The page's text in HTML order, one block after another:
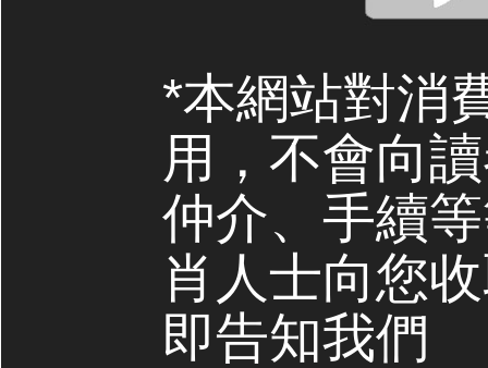
*本網站對消
用，不會向
仲介、手續
肖人士向您
即告知我們